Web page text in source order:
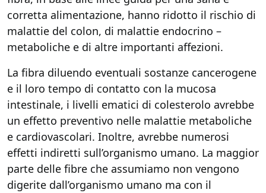
corretta alimentazione, hanno ridotto il rischio di
malattie del colon, di malattie endocrino –
metaboliche e di altre importanti affezioni.
La fibra diluendo eventuali sostanze cancerogene
e il loro tempo di contatto con la mucosa
intestinale, i livelli ematici di colesterolo avrebbe
un effetto preventivo nelle malattie metaboliche
e cardiovascolari. Inoltre, avrebbe numerosi
effetti indiretti sull’organismo umano. La maggior
parte delle fibre che assumiamo non vengono
digerite dall’organismo umano ma con il